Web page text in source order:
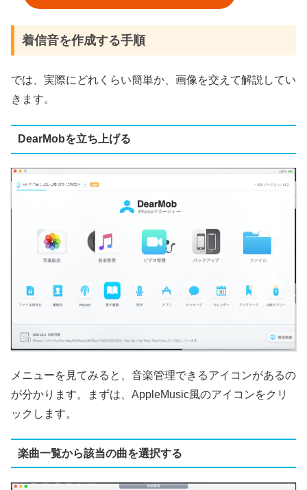
着信音を作成する手順
では、実際にどれくらい簡単か、画像を交えて解説してい
きます。
DearMobを立ち上げる
メニューを見てみると、音楽管理できるアイコンがあるの
が分かります。まずは、AppleMusic風のアイコンをクリ
ックします。
楽曲一覧から該当の曲を選択する